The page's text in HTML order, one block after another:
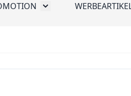
for DrinkwareToggle submenu for